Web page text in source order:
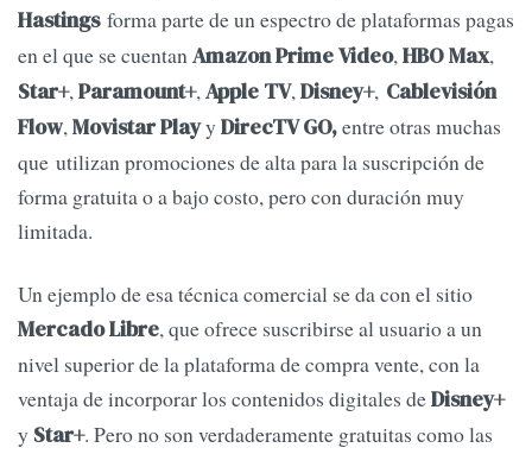
Hastingsforma parte de un espectro de plataformas pagas
en el que se cuentanAmazon Prime Video,HBO Max,
Star+,Paramount+,Apple TV,Disney+, Cablevisión
Flow,Movistar Playy DirecTV GO,entre otras muchas
que utilizan promociones de alta para la suscripción de
forma gratuita o a bajo costo, pero con duración muy
limitada.
Un ejemplo de esa técnica comercial se da con el sitio
Mercado Libre, que ofrece suscribirse al usuario a un
nivel superior de la plataforma de compra vente, con la
ventaja de incorporar los contenidos digitales deDisney+
y Star+. Pero no son verdaderamente gratuitas como las